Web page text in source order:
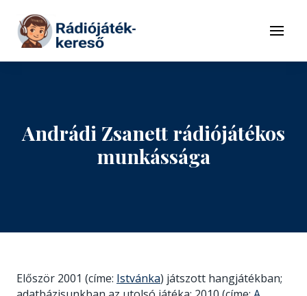
Tovább a tartalomhoz
Menü
Andrádi Zsanett rádiójátékos
munkássága
Először 2001 (címe: Istvánka) játszott hangjátékban;